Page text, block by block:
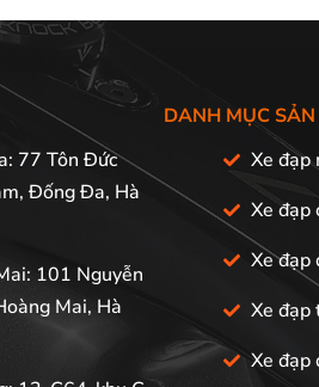
77 Tôn Đức
Đống Đa, Hà
101 Nguyễn
Mai, Hà
DANH MỤC
Xe đạp
Xe đạp
Xe đạp
Xe đạp
Xe đạp